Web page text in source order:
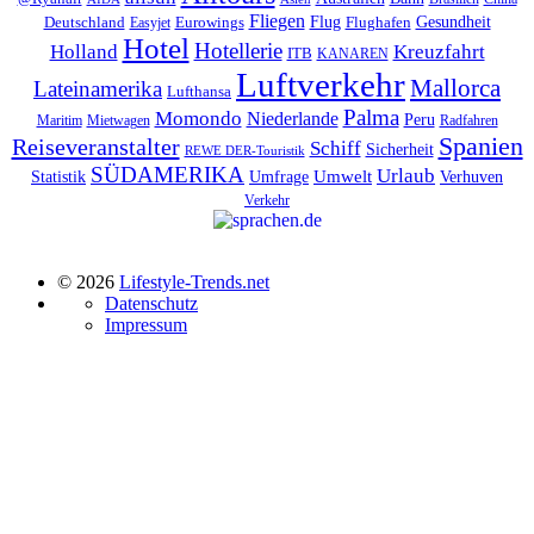
Deutschland Easyjet Eurowings Fliegen Flug Flughafen Gesundheit
Holland Hotel Hotellerie ITB KANAREN Kreuzfahrt
Lateinamerika Lufthansa LuftverkehrMallorca
Maritim Mietwagen Momondo Niederlande Palma Peru Radfahren
Reiseveranstalter REWE DER-Touristik Schiff Sicherheit Spanien
Statistik SÜDAMERIKA Umfrage Umwelt Urlaub Verhuven
Verkehr
© 2026 Lifestyle-Trends.net
Datenschutz
Impressum